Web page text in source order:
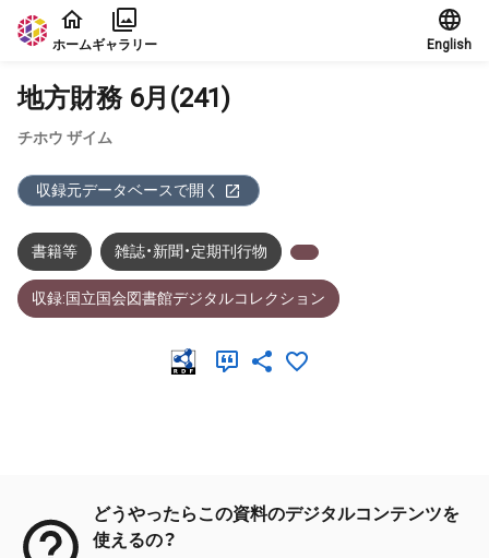
本文に飛ぶ
ホームギャラリー English
地方財務 6月(241)
チホウ ザイム
収録元データベースで開く
書籍等 雑誌・新聞・定期刊行物
収録:国立国会図書館デジタルコレクション
どうやったらこの資料のデジタルコンテンツを
使えるの？